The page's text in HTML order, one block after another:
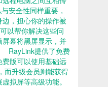
安全性同样重要，
，担心你的操作被
以帮你解决这些问
幕将黑屏显示，并
RayLink提供了免费
版可以使用基础远
而升级会员则能获得
拟屏等高级功能。